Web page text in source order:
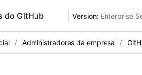
do GitHub Version: Enterprise
Administradores da empresa